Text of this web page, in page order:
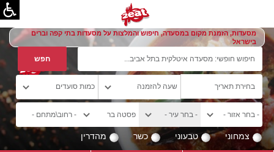
מסעדות, הזמנת מקום במסעדה, חיפוש והמלצות על מסעדות בתי קפה וברים
בישראל
צמחוני טבעוני כשר מהדרין